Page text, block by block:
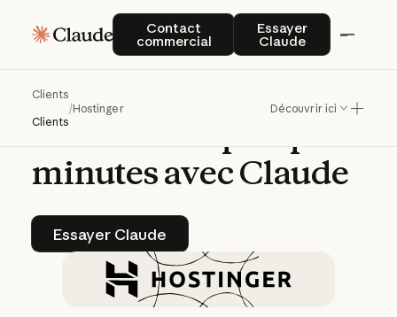
Contact
commercial
Contact commercial
Essayer
Claude
Essayer Claude
Clients
Clients
/Hostinger Découvrir ici
Hostingeraideles
utilisateursnon
techniques
créerun
site
minutesavecClaude
Essayer Claude
Essayer Claude